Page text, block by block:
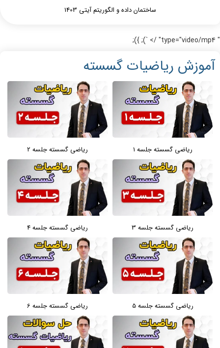
ساختمان داده و الگوریتم آیتی 1403
" type="video/mp4" /> `); });
آموزش ریاضیات گسسته
ریاضی گسسته جلسه 1 ریاضی گسسته جلسه 2
ریاضی گسسته جلسه 3 ریاضی گسسته جلسه 4
ریاضی گسسته جلسه 5 ریاضی گسسته جلسه 6